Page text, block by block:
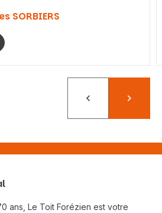
SORBIERS
PrécédentSuivant
ans, Le Toit Forézien est votre